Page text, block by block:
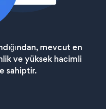
mevcut en
ve yüksek hacimli
sahiptir.